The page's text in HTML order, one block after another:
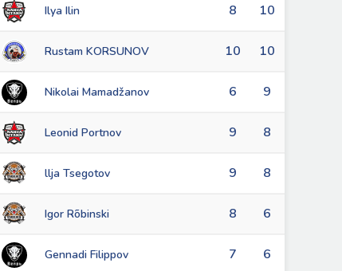
Ilya Ilin 8 10
Rustam KORSUNOV 10 10
Nikolai Mamadžanov 6 9
Leonid Portnov 9 8
llja Tsegotov 9 8
Igor Rõbinski 8 6
Gennadi Filippov 7 6